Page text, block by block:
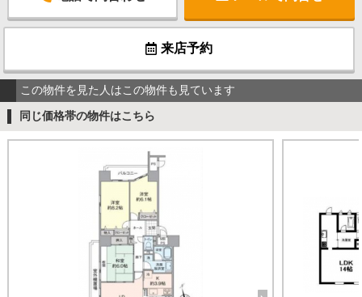
来店予約
この物件を見た人はこの物件も見ています
同じ価格帯の物件はこちら